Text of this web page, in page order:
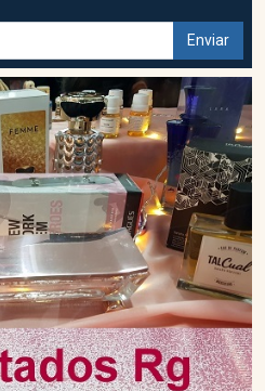
Enviar